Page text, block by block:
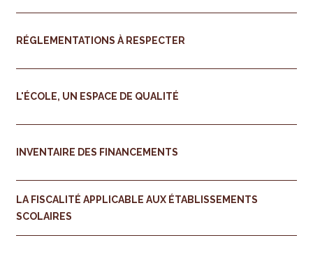
RÉGLEMENTATIONS À RESPECTER
L'ÉCOLE, UN ESPACE DE QUALITÉ
INVENTAIRE DES FINANCEMENTS
LA FISCALITÉ APPLICABLE AUX ÉTABLISSEMENTS
SCOLAIRES